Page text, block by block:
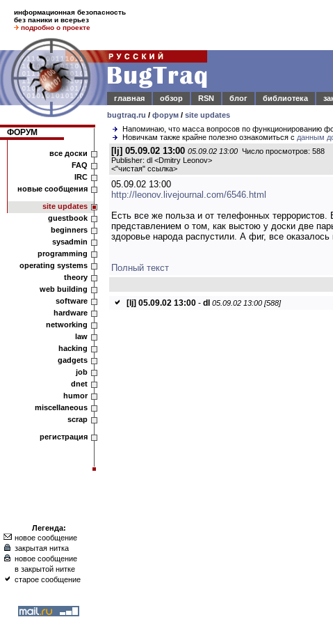
информационная безопасность
без паники и всерьез
подробно о проекте
главная
обзор RSN блог библиотека
bugtraq.ru / форум / site updates
ФОРУМ
все доски
FAQ
IRC
новые сообщения
site updates
guestbook
beginners
sysadmin
programming
operating systems
theory
web building
software
hardware
networking
law
hacking
gadgets
job
dnet
humor
miscellaneous
scrap
регистрация
Легенда:
новое сообщение
закрытая нитка
новое сообщение
в закрытой нитке
старое сообщение
Напоминаю, что масса вопросов по функционированию
Новичкам также крайне полезно ознакомиться с данным
[lj] 05.09.02 13:00 05.09.02 13:00 Число просмотров: 588
Publisher: dl <Dmitry Leonov>
<"чистая" ссылка>
05.09.02 13:00
http://leonov.livejournal.com/6546.html
Есть все же польза и от телефонных
представлением о том, как выстою у доски две
здоровье народа распустили. А фиг, все
Полный текст
[lj] 05.09.02 13:00 - dl 05.09.02 13:00 [588]